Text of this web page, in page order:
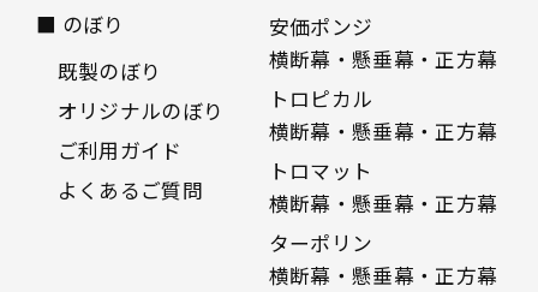
(180x30)
レギュラーのれんスリムは横幕の上部にチチを5
か所つけて疑似的にのれんのような幕をつくりま
す。
レギュラーのれんとの違いは縦のサイズが異なり
ます。（レギュラーのれん縦50cm／レギュラー
スリムのれん縦30cm）お店の入口付近の装飾に
■ のぼり
既製のぼり
オリジナルのぼり
ご利用ガイド
よくあるご質問
安価ポンジ
横断幕・懸垂幕・正方幕
トロピカル
横断幕・懸垂幕・正方幕
トロマット
横断幕・懸垂幕・正方幕
ターポリン
横断幕・懸垂幕・正方幕